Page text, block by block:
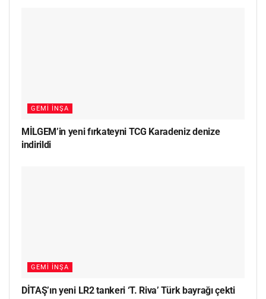
GEMI İNŞA
MİLGEM’in yeni fırkateyni TCG Karadeniz denize
indirildi
GEMI İNŞA
DİTAŞ’ın yeni LR2 tankeri ‘T. Riva’ Türk bayrağı çekti